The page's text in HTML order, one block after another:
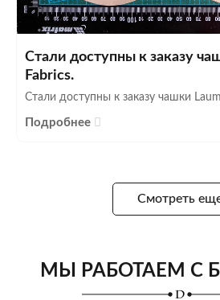
Стали доступны к заказу
Fabrics.
Стали доступны к заказу чашки
Подробнее
Смотреть
МЫ РАБОТАЕМ С